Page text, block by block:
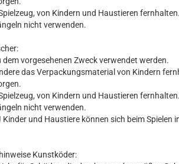
von Kindern und Haustieren fernhalten.
nicht verwenden.
dem vorgesehenen Zweck verwendet werden.
das Verpackungsmaterial von Kindern
von Kindern und Haustieren fernhalten.
nicht verwenden.
und Haustiere können sich beim Spielen
Kunstköder: